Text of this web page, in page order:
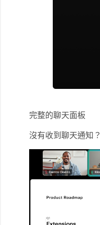
完整的聊天面板
沒有收到聊天通知